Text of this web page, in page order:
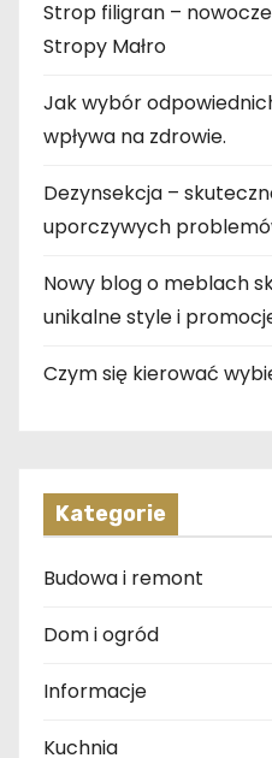
Strop filigran –
Stropy Małro
Jak wybór
wpływa na zdrowie.
Dezynsekcja –
uporczywych
Nowy blog o meblach
unikalne style i
Czym się kierować
Kategorie
Budowa i remont
Dom i ogród
Informacje
Kuchnia